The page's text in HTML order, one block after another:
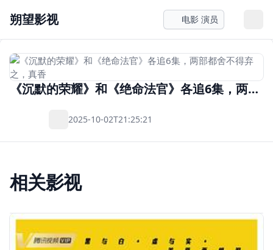
朔望影视 电影 演员
《沉默的荣耀》和《绝命法官》各追6集，两部都舍不得弃之，真香
2025-10-02T21:25:21
相关影视